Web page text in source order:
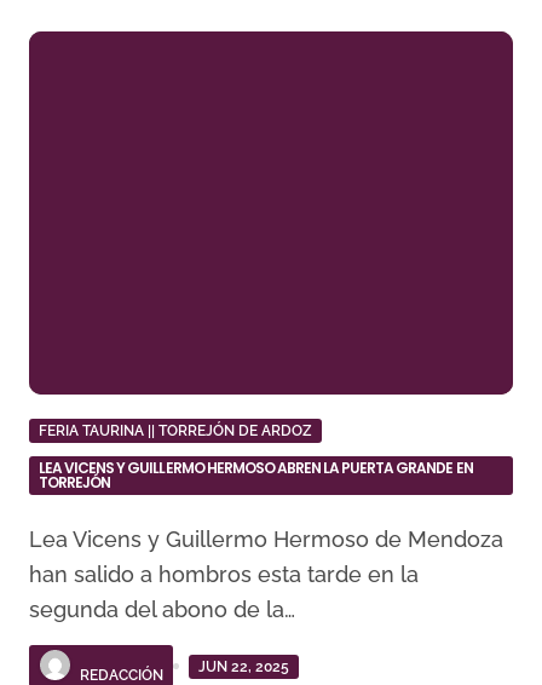
FERIA TAURINA || TORREJÓN DE ARDOZ
LEA VICENS Y GUILLERMO HERMOSO ABREN LA PUERTA GRANDE EN
TORREJÓN
Lea Vicens y Guillermo Hermoso de Mendoza
han salido a hombros esta tarde en la
segunda del abono de la…
REDACCIÓN
JUN 22, 2025